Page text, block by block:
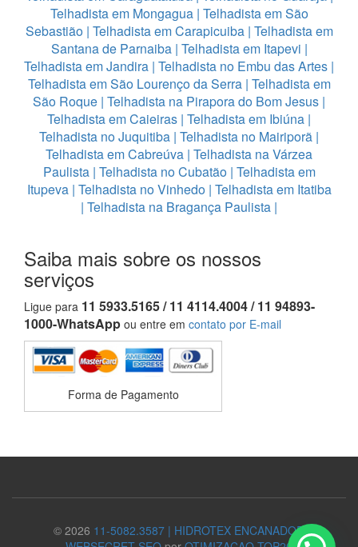
Telhadista em Mongagua| Telhadista em São
Sebastião| Telhadista em Carapicuiba| Telhadista em
Santana de Parnaiba| Telhadista em Itapevi |
Telhadista em Jandira | Telhadista no Embu das Artes |
Telhadista em São Lourenço da Serra| Telhadista em
São Roque | Telhadista na Pirapora do Bom Jesus |
Telhadista em Caieiras | Telhadista em Ibiúna |
Telhadista no Juquitiba | Telhadista no Mairiporã |
Telhadista em Cabreúva | Telhadista na Várzea
Paulista| Telhadista no Cubatão| Telhadista em
Itupeva| Telhadista no Vinhedo| Telhadista em Itatiba
| Telhadista na Bragança Paulista |
Saiba mais sobre os nossos
serviços
Ligue para 11 5933.5165 / 11 4114.4004 / 11 94893-
1000-WhatsApp ou entre em contato por E-mail
Forma de Pagamento
© 2026 11-5082.3587 | HIDROTEX ENCANADOR